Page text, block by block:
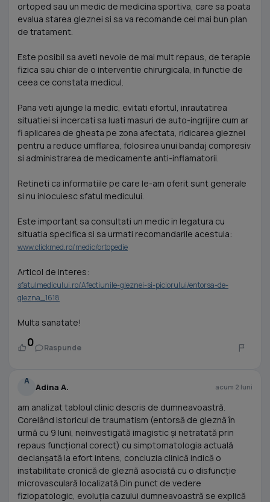
ortoped sau un medic de medicina sportiva, care sa poata
evalua starea gleznei si sa va recomande cel mai bun plan
de tratament.
Este posibil sa aveti nevoie de mai mult repaus, de terapie
fizica sau chiar de o interventie chirurgicala, in functie de
ceea ce constata medicul.
Pana veti ajunge la medic, evitati efortul, inrautatirea
situatiei si incercati sa luati masuri de auto-ingrijire cum ar
fi aplicarea de gheata pe zona afectata, ridicarea gleznei
pentru a reduce umflarea, folosirea unui bandaj compresiv
si administrarea de medicamente anti-inflamatorii.
Retineti ca informatiile pe care le-am oferit sunt generale
si nu inlocuiesc sfatul medicului.
Este important sa consultati un medic in legatura cu
situatia specifica si sa urmati recomandarile acestuia:
www.clickmed.ro/medic/ortopedie
Articol de interes:
sfatulmedicului.ro/Afectiunile-gleznei-si-piciorului/entorsa-de-
glezna_1618
Multa sanatate!
0 Raspunde
A
Adina A. acum 2 luni
am analizat tabloul clinic descris de dumneavoastră.
Corelând istoricul de traumatism (entorsă de gleznă în
urmă cu 9 luni, neinvestigată imagistic și netratată prin
repaus funcțional corect) cu simptomatologia actuală
declanșată la efort intens, concluzia clinică indică o
instabilitate cronică de gleznă asociată cu o disfuncție
microvasculară localizată.Din punct de vedere
fiziopatologic, evoluția cazului dumneavoastră se explică